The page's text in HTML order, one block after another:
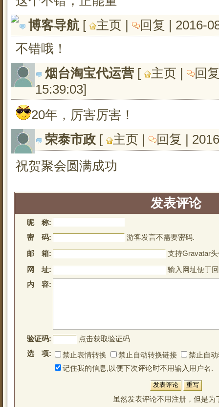
博客导航[ 主页 | 回复 | 2016-
不错哦！
烟台淘宝代运营 [ 主页 |
回
15:39:03]
20年，厉害厉害！
荣泰市政 [ 主页 | 回复 |
祝贺聚会圆满成功
发表评论
昵 称:
密 码:
游客发言不需要密码.
邮 箱:
支持Gravatar
网 址:
输入网址便于
内 容:
验证码:
点击获取验证码
选 项:
禁止表情转换 禁止自动转换链接
禁止自
记住我的信息,以便下次评论时不用输入用户名.
虽然发表评论不用注册，但是